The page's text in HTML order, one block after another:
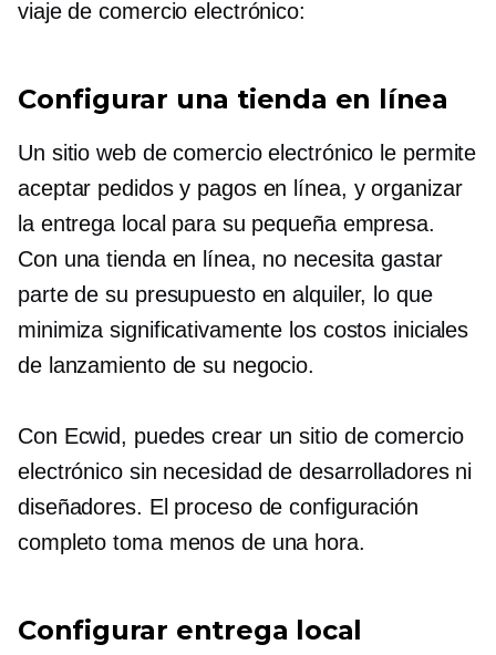
viaje de comercio electrónico:
Configurar una tienda en línea
Un sitio web de comercio electrónico le permite
aceptar pedidos y pagos en línea, y organizar
la entrega local para su pequeña empresa.
Con una tienda en línea, no necesita gastar
parte de su presupuesto en alquiler, lo que
minimiza significativamente los costos iniciales
de lanzamiento de su negocio.
Con Ecwid, puedes crear un sitio de comercio
electrónico sin necesidad de desarrolladores ni
diseñadores. El proceso de configuración
completo toma menos de una hora.
Configurar entrega local